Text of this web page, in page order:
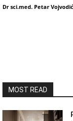
Dr sci.med. Petar Vojvodić
MOST READ